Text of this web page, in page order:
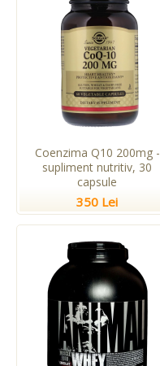
Coenzima Q10 200mg -
supliment nutritiv, 30
capsule
350 Lei